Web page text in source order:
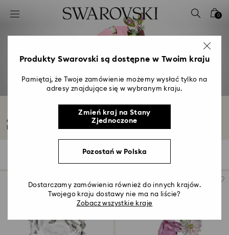
Lista kluczy dostępu
2 - Stopka
4 - Wyniki wyszukiwania
0
Kryształowe postacie i figurki
Ożyw swoje ulubione postacie dzięki naszym kolekcjonerskim figurkom. Od
Filters
Produkty Swarovski są dostępne w Twoim kraju
Pamiętaj, że Twoje zamówienie możemy wysłać tylko na
adresy znajdujące się w wybranym kraju.
Zmień kraj na Stany
Zjednoczone
Pozostań w Polska
Dostarczamy zamówienia również do innych krajów.
Twojego kraju dostawy nie ma na liście?
Zobacz wszystkie kraje